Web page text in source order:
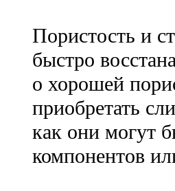
Пористость и
быстро
о хорошей
приобретать
как они могут
компонентов